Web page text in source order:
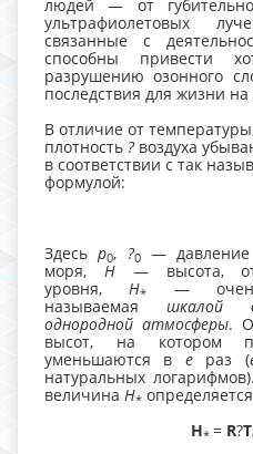
людей — от
ультрафиолетовых
связанные с
способны привести
разрушению озонного
последствия для жизни
В отличие от
плотность ?воздуха
в соответствии с так
формулой:
Здесьр0, ?0— давление
моря, Н— высота,
уровня,Н*
— очень
называемая шкалой
однородной атмосферы.
высот, на котором
уменьшаются в ераз (
натуральных
величина Н*
Н* = R?T